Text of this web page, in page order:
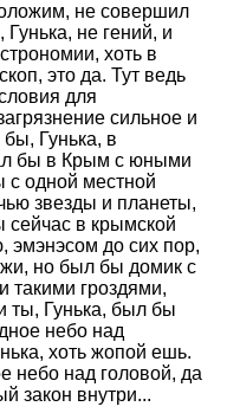
не совершил
не гений, и
хоть в
это да. Тут ведь
для
сильное и
Гунька, в
бы в Крым с юными
с одной местной
звезды и планеты,
сейчас в крымской
эмэнэсом до сих пор,
но был бы домик с
такими гроздями,
ты, Гунька, был бы
небо над
хоть жопой ешь.
небо над головой, да
закон внутри...